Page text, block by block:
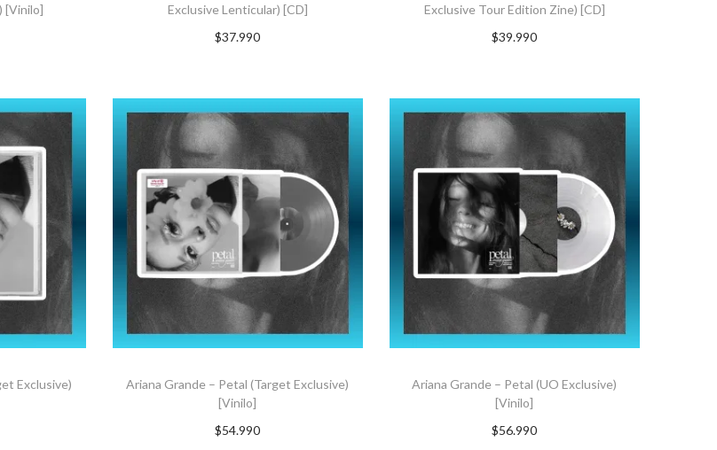
[Vinilo]
Exclusive Lenticular) [CD]
$37.990
Exclusive Tour Edition Zine) [CD]
$39.990
Exclusive)
Ariana Grande – Petal (Target Exclusive)
[Vinilo]
$54.990
Ariana Grande – Petal (UO Exclusive)
[Vinilo]
$56.990